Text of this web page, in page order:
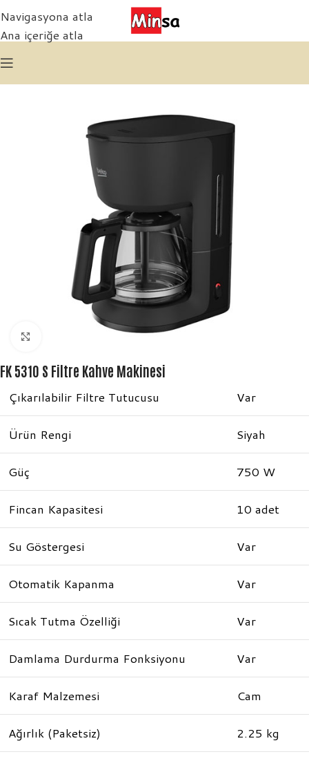
Navigasyona atla
Ana içeriğe atla
Büyütmek için tıklayın
FK 5310 S Filtre Kahve Makinesi
Çıkarılabilir Filtre Tutucusu Var
Ürün Rengi Siyah
Güç 750 W
Fincan Kapasitesi 10 adet
Su Göstergesi Var
Otomatik Kapanma Var
Sıcak Tutma Özelliği Var
Damlama Durdurma Fonksiyonu Var
Karaf Malzemesi Cam
Ağırlık (Paketsiz) 2.25 kg